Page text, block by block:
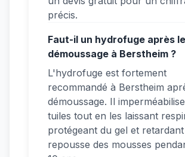
précis.
Faut-il un hydrofuge après le
démoussage à Berstheim ?
L'hydrofuge est fortement
recommandé à Berstheim
démoussage. Il
tuiles tout en les laissant
protégeant du gel et
repousse des mousses